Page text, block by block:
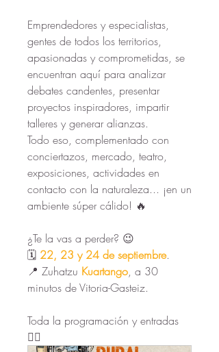
Emprendedores y especialistas,
gentes de todos los territorios,
apasionadas y comprometidas, se
encuentran aquí para analizar
debates candentes, presentar
proyectos inspiradores, impartir
talleres y generar alianzas.
Todo eso, complementado con
conciertazos, mercado, teatro,
exposiciones, actividades en
contacto con la naturaleza... ¡en un
ambiente súper cálido! 🔥
¿Te la vas a perder? 😉
🗓️ 22, 23 y 24 de septiembre.
📍 Zuhatzu Kuartango, a 30
minutos de Vitoria-Gasteiz.
Toda la programación y entradas
👇🏻